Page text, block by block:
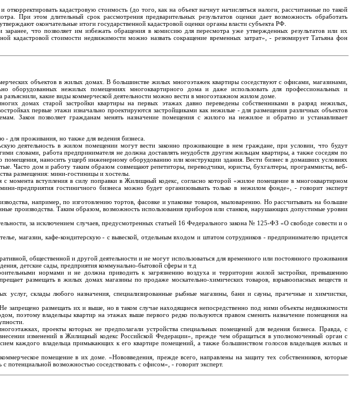
кадастровую стоимость (до того, как на объект начнут начисляться налоги, рассчитанные по такой
При этом длительный срок рассмотрения предварительных результатов оценки дает возможность обработать
окончательные итоги государственной кадастровой оценки органы власти субъекта РФ.
что позволяет им избежать обращения в комиссию для пересмотра уже утвержденных результатов или их
кадастровой стоимости недвижимости можно назвать сокращение временных затрат», - резюмирует Татьяна фон
объектов в жилых домах. В большинстве жилых многоэтажек квартиры соседствуют с офисами, магазинами,
оборудованных нежилых помещениях многоквартирного дома и даже использовать для профессиональных и
какие виды коммерческой деятельности можно вести в многоэтажном жилом доме.
домах старой застройки квартиры на первых этажах давно переведены собственниками в разряд нежилых,
первые этажи изначально проектируются застройщиками как нежилые - для размещения различных объектов
Закон позволяет гражданам менять назначение помещения с жилого на нежилое и обратно и устанавливает
- для проживания, но также для ведения бизнеса.
деятельность в жилом помещении могут вести законно проживающие в нем граждане, при условии, что будут
словами, работа предпринимателя не должна доставлять неудобств другим жильцам квартиры, а также соседям по
наносить ущерб инженерному оборудованию или конструкции здания. Вести бизнес в домашних условиях
Часто дом и работу таким образом совмещают репетиторы, переводчики, юристы, бухгалтеры, программисты, веб-
размещения: мини-гостиницы и хостелы.
момента вступления в силу поправки в Жилищный кодекс, согласно которой «жилое помещение в многоквартирном
предприятия гостиничного бизнеса можно будет организовывать только в нежилом фонде», - говорит эксперт
например, по изготовлению тортов, фасовке и упаковке товаров, мыловарению. Но рассчитывать на большие
производства. Таким образом, возможность использования приборов или станков, нарушающих допустимые уровни
за исключением случаев, предусмотренных статьей 16 Федерального закона № 125-ФЗ «О свободе совести и о
магазин, кафе-кондитерскую - с вывеской, отдельным входом и штатом сотрудников - предпринимателю придется
общественной и другой деятельности и не могут использоваться для временного или постоянного проживания
детские сады, предприятия коммунально-бытовой сферы и т.д
нормами и не должна приводить к загрязнению воздуха и территории жилой застройки, превышению
размещать в жилых домах магазины по продаже москательно-химических товаров, взрывоопасных веществ и
склады любого назначения, специализированные рыбные магазины, бани и сауны, прачечные и химчистки,
размещать их и выше, но в таком случае находящиеся непосредственно под ними объекты недвижимости
поэтому владельцы квартир на этажах выше первого редко пользуются правом сменить назначение помещения на
проекты которых не предполагали устройства специальных помещений для ведения бизнеса. Правда, с
изменений в Жилищный кодекс Российской Федерации», прежде чем обращаться в уполномоченный орган с
каждого владельца примыкающих к его квартире помещений, а также большинством голосов владельцев жилых и
помещение в их доме. «Нововведения, прежде всего, направлены на защиту тех собственников, которые
возможностью соседствовать с офисом», - говорит эксперт.